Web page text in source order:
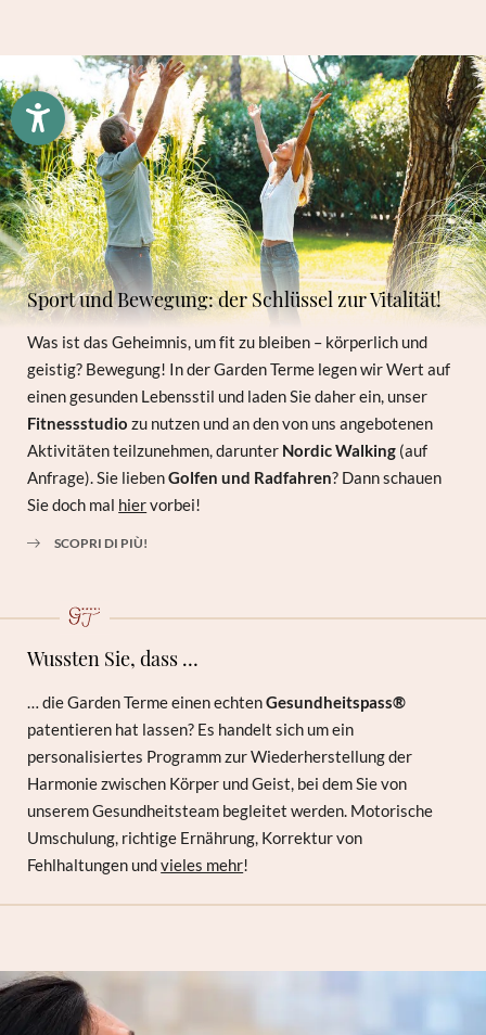
Sport und Bewegung: der Schlüssel zur Vitalität!
Was ist das Geheimnis, um fit zu bleiben – körperlich und
geistig? Bewegung! In der Garden Terme legen wir Wert auf
einen gesunden Lebensstil und laden Sie daher ein, unser
Fitnessstudio zu nutzen und an den von uns angebotenen
Aktivitäten teilzunehmen, darunter Nordic Walking (auf
Anfrage). Sie liebenGolfen und Radfahren? Dann schauen
Sie doch mal hiervorbei!
SCOPRI DI PIÙ!
Wussten Sie, dass …
… die Garden Terme einen echtenGesundheitspass®
patentieren hat lassen? Es handelt sich um ein
personalisiertes Programm zur Wiederherstellung der
Harmonie zwischen Körper und Geist, bei dem Sie von
unserem Gesundheitsteam begleitet werden. Motorische
Umschulung, richtige Ernährung, Korrektur von
Fehlhaltungen undvieles mehr!
Vorname Nachname*
E-Mail*
Einwilligung Marketing*
*Pflichtfelder
Anfragen